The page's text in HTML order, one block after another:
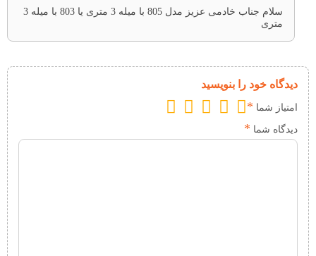
سلام جناب خادمی عزیز مدل 805 با میله 3 متری یا 803 با میله 3
متری
دیدگاه خود را بنویسید
امتیاز شما *
دیدگاه شما *